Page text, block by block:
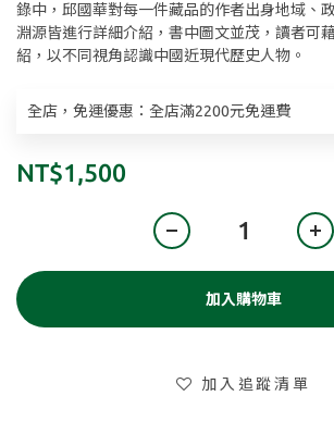
錄中，邱國華對每一件藏品的作者出身地域、
淵源皆進行詳細介紹，書中圖文並茂，讀者可
紹，以不同視角認識中國近現代歷史人物。
全店，免運優惠：全店滿2200元免運費
NT$1,500
加入購物車
加入追蹤清單